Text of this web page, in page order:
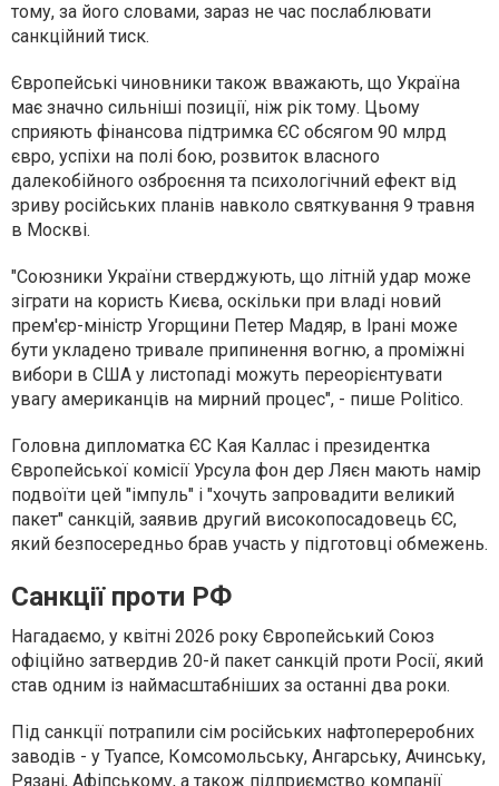
тому, за його словами, зараз не час послаблювати
санкційний тиск.
Європейські чиновники також вважають, що Україна
має значно сильніші позиції, ніж рік тому. Цьому
сприяють фінансова підтримка ЄС обсягом 90 млрд
євро, успіхи на полі бою, розвиток власного
далекобійного озброєння та психологічний ефект від
зриву російських планів навколо святкування 9 травня
в Москві.
"Союзники України стверджують, що літній удар може
зіграти на користь Києва, оскільки при владі новий
прем'єр-міністр Угорщини Петер Мадяр, в Ірані може
бути укладено тривале припинення вогню, а проміжні
вибори в США у листопаді можуть переорієнтувати
увагу американців на мирний процес", - пише Politico.
Головна дипломатка ЄС Кая Каллас і президентка
Європейської комісії Урсула фон дер Ляєн мають намір
подвоїти цей "імпуль" і "хочуть запровадити великий
пакет" санкцій, заявив другий високопосадовець ЄС,
який безпосередньо брав участь у підготовці обмежень.
Санкції проти РФ
Нагадаємо, у квітні 2026 року Європейський Союз
офіційно затвердив 20-й пакет санкцій проти Росії, який
став одним із наймасштабніших за останні два роки.
Під санкції потрапили сім російських нафтопереробних
заводів - у Туапсе, Комсомольську, Ангарську, Ачинську,
Рязані, Афіпському, а також підприємство компанії